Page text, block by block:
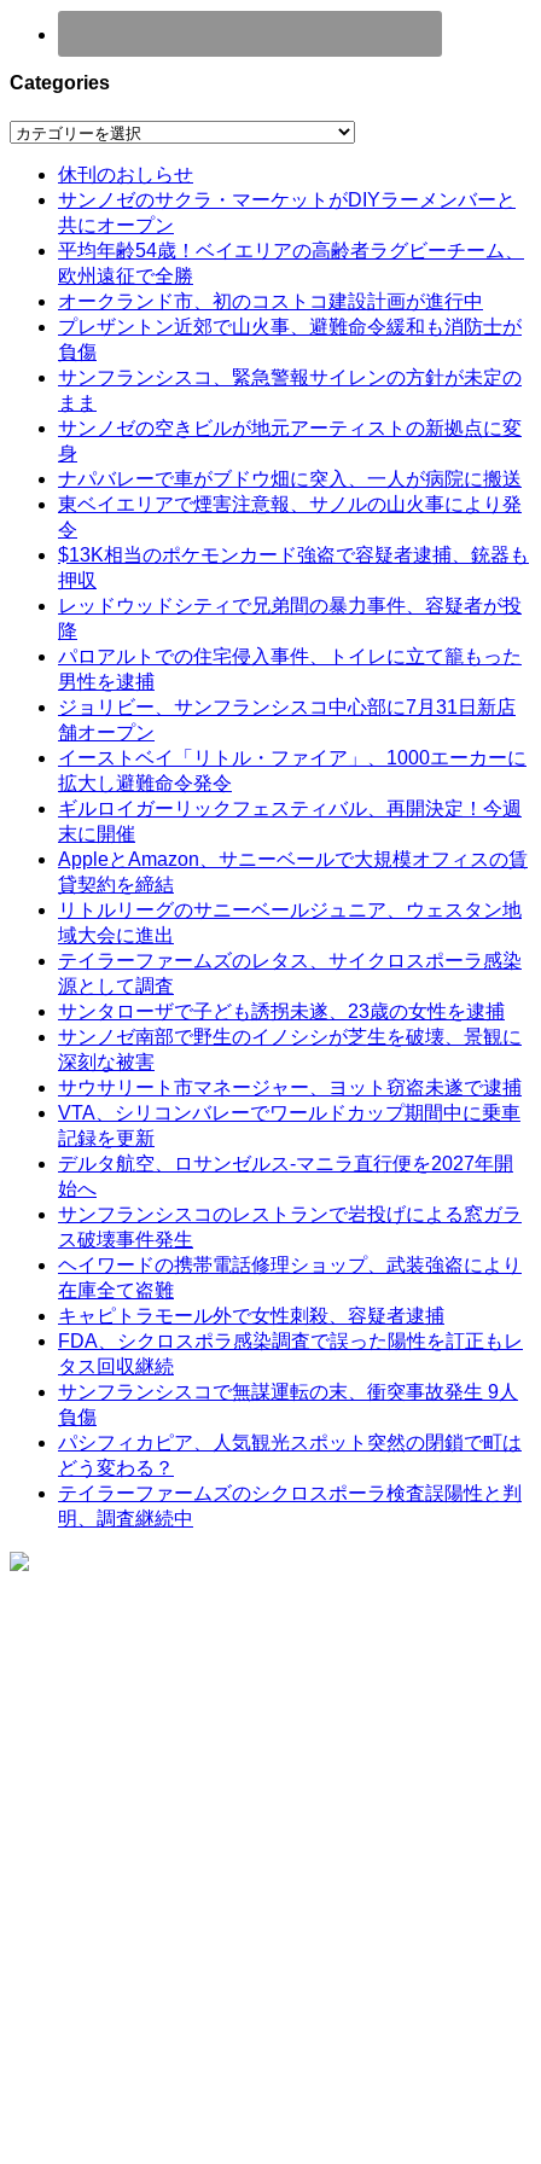
Categories
Categories
休刊のおしらせ
サンノゼのサクラ・マーケットがDIYラーメンバーと
共にオープン
平均年齢54歳！ベイエリアの高齢者ラグビーチーム、
欧州遠征で全勝
オークランド市、初のコストコ建設計画が進行中
プレザントン近郊で山火事、避難命令緩和も消防士が
負傷
サンフランシスコ、緊急警報サイレンの方針が未定の
まま
サンノゼの空きビルが地元アーティストの新拠点に変
身
ナパバレーで車がブドウ畑に突入、一人が病院に搬送
東ベイエリアで煙害注意報、サノルの山火事により発
令
$13K相当のポケモンカード強盗で容疑者逮捕、銃器も
押収
レッドウッドシティで兄弟間の暴力事件、容疑者が投
降
パロアルトでの住宅侵入事件、トイレに立て籠もった
男性を逮捕
ジョリビー、サンフランシスコ中心部に7月31日新店
舗オープン
イーストベイ「リトル・ファイア」、1000エーカーに
拡大し避難命令発令
ギルロイガーリックフェスティバル、再開決定！今週
末に開催
AppleとAmazon、サニーベールで大規模オフィスの賃
貸契約を締結
リトルリーグのサニーベールジュニア、ウェスタン地
域大会に進出
テイラーファームズのレタス、サイクロスポーラ感染
源として調査
サンタローザで子ども誘拐未遂、23歳の女性を逮捕
サンノゼ南部で野生のイノシシが芝生を破壊、景観に
深刻な被害
サウサリート市マネージャー、ヨット窃盗未遂で逮捕
VTA、シリコンバレーでワールドカップ期間中に乗車
記録を更新
デルタ航空、ロサンゼルス-マニラ直行便を2027年開
始へ
サンフランシスコのレストランで岩投げによる窓ガラ
ス破壊事件発生
ヘイワードの携帯電話修理ショップ、武装強盗により
在庫全て盗難
キャピトラモール外で女性刺殺、容疑者逮捕
FDA、シクロスポラ感染調査で誤った陽性を訂正もレ
タス回収継続
サンフランシスコで無謀運転の末、衝突事故発生 9人
負傷
パシフィカピア、人気観光スポット突然の閉鎖で町は
どう変わる？
テイラーファームズのシクロスポーラ検査誤陽性と判
明、調査継続中